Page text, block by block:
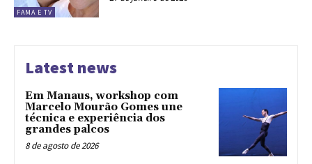
FAMA E TV
Latest news
Em Manaus, workshop com
Marcelo Mourão Gomes une
técnica e experiência dos
grandes palcos
8 de agosto de 2026